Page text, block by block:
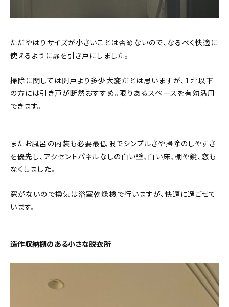
ただやはりサイズが小さいことは否めないので、なるべく快適に
使えるように扉を引き戸にしました。
掃除に関しては開戸より多少大変だとは思いますが、１坪以下
の方には引き戸が断然おすすめ。限りあるスペースを有効活用
できます。
またお風呂の内装も必要最低限でシンプルさや掃除のしやすさ
を優先し、アクセントパネルなしの白い壁、白い床、棚や鏡、窓も
なくしました。
窓がないので換気は浴室乾燥機で行いますが、快適に過ごせて
います。
造作収納棚のある小さな脱衣所